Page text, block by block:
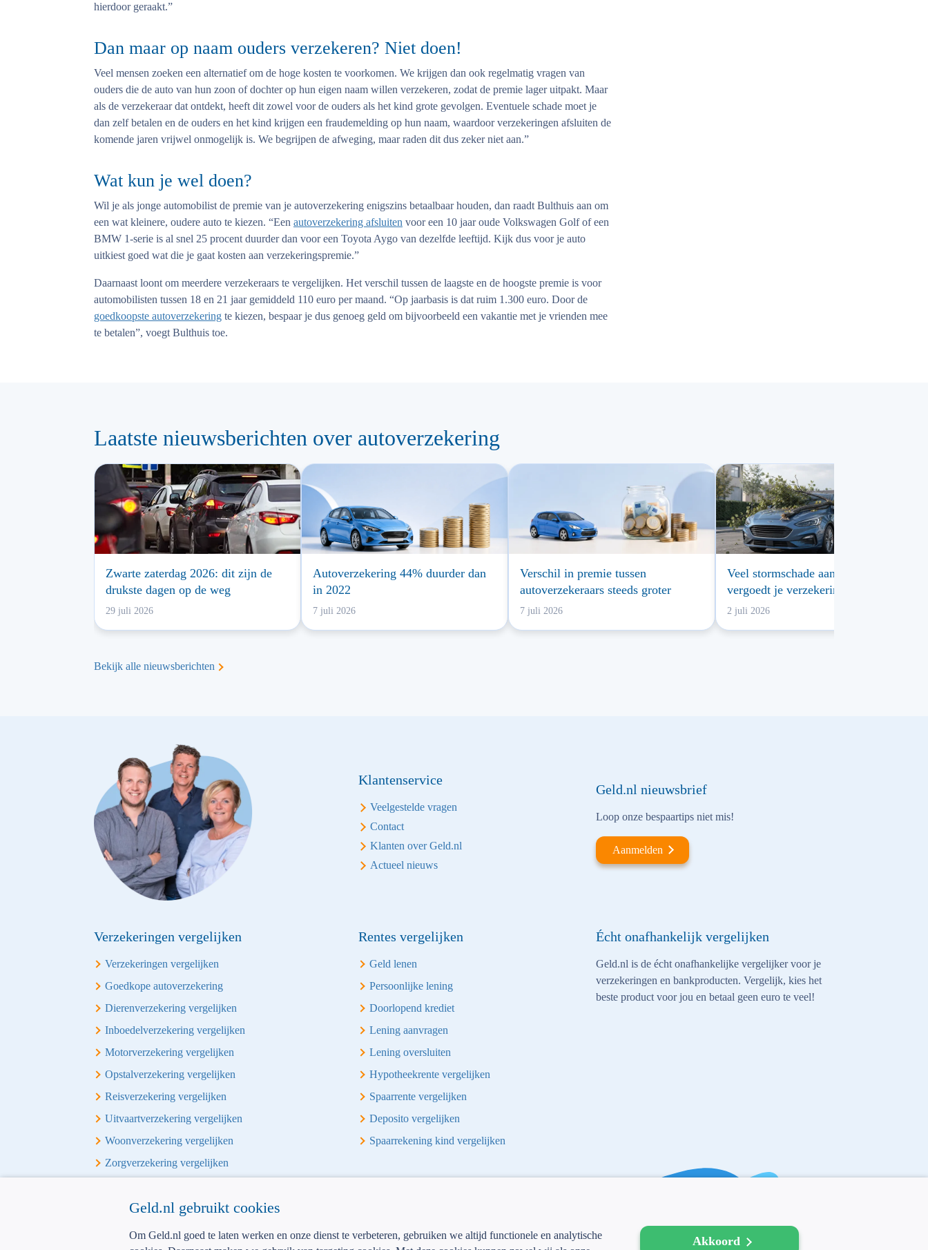
hierdoor geraakt.”
Dan maar op naam ouders verzekeren? Niet doen!
Veel mensen zoeken een alternatief om de hoge kosten te voorkomen. We krijgen dan ook regelmatig vragen van
ouders die de auto van hun zoon of dochter op hun eigen naam willen verzekeren, zodat de premie lager uitpakt. Maar
als de verzekeraar dat ontdekt, heeft dit zowel voor de ouders als het kind grote gevolgen. Eventuele schade moet je
dan zelf betalen en de ouders en het kind krijgen een fraudemelding op hun naam, waardoor verzekeringen afsluiten de
komende jaren vrijwel onmogelijk is. We begrijpen de afweging, maar raden dit dus zeker niet aan.”
Wat kun je wel doen?
Wil je als jonge automobilist de premie van je autoverzekering enigszins betaalbaar houden, dan raadt Bulthuis aan om
een wat kleinere, oudere auto te kiezen. “Een autoverzekering afsluiten voor een 10 jaar oude Volkswagen Golf of een
BMW 1-serie is al snel 25 procent duurder dan voor een Toyota Aygo van dezelfde leeftijd. Kijk dus voor je auto
uitkiest goed wat die je gaat kosten aan verzekeringspremie.”
Daarnaast loont om meerdere verzekeraars te vergelijken. Het verschil tussen de laagste en de hoogste premie is voor
automobilisten tussen 18 en 21 jaar gemiddeld 110 euro per maand. “Op jaarbasis is dat ruim 1.300 euro. Door de
goedkoopste autoverzekering te kiezen, bespaar je dus genoeg geld om bijvoorbeeld een vakantie met je vrienden mee
te betalen”, voegt Bulthuis toe.
Laatste nieuwsberichten over autoverzekering
Zwarte zaterdag 2026: dit zijn de
drukste dagen op de weg
29 juli 2026
Autoverzekering 44% duurder dan
in 2022
7 juli 2026
Verschil in premie tussen
autoverzekeraars steeds groter
7 juli 2026
Veel stormschade aan auto’s: wat
vergoedt je verzekering?
2 juli 2026
Bekijk alle nieuwsberichten
Klantenservice
Veelgestelde vragen
Contact
Klanten over Geld.nl
Actueel nieuws
Geld.nl nieuwsbrief
Loop onze bespaartips niet mis!
Aanmelden
Verzekeringen vergelijken
Verzekeringen vergelijken
Goedkope autoverzekering
Dierenverzekering vergelijken
Inboedelverzekering vergelijken
Motorverzekering vergelijken
Opstalverzekering vergelijken
Reisverzekering vergelijken
Uitvaartverzekering vergelijken
Woonverzekering vergelijken
Zorgverzekering vergelijken
Energie vergelijken
Rentes vergelijken
Geld lenen
Persoonlijke lening
Doorlopend krediet
Lening aanvragen
Lening oversluiten
Hypotheekrente vergelijken
Spaarrente vergelijken
Deposito vergelijken
Spaarrekening kind vergelijken
Écht onafhankelijk vergelijken
Geld.nl is de écht onafhankelijke vergelijker voor je
verzekeringen en bankproducten. Vergelijk, kies het
beste product voor jou en betaal geen euro te veel!
AFM: 12039914 300.014480
Geld.nl gebruikt cookies
Om Geld.nl goed te laten werken en onze dienst te verbeteren, gebruiken we altijd functionele en analytische
Akkoord